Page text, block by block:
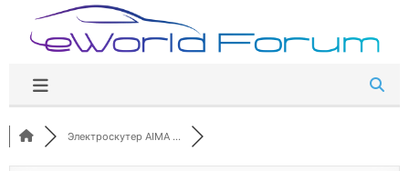
Перейти
содержимому
Электроскутер AIMA ...